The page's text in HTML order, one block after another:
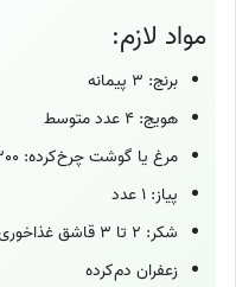
مواد لازم:
برنج: 3 پیمانه
هویج: 4 عدد متوسط
مرغ یا گوشت چرخ‌کرده: 300 گرم
پیاز: 1 عدد
شکر: 2 تا 3 قاشق غذاخوری
زعفران دم‌کرده